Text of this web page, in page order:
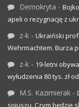
Demokryta -
apeli o rezygnację z
z-k - Ukraiński
Wehrmachtem. Burza
z-k - 19-letni
wyłudzenia 80 tys. zł
M.S. Kazimierak -
sojuszu. Czym będzie